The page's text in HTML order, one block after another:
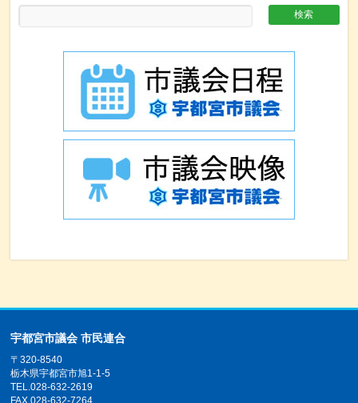
宇都宮市議会 市民連合
〒320-8540
栃木県宇都宮市旭1-1-5
TEL.028-632-2619
FAX.028-632-7264